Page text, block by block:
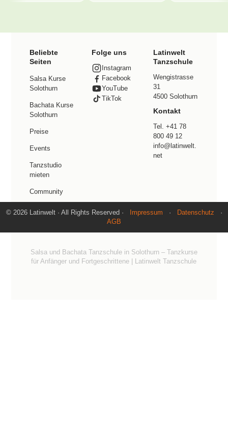
Beliebte
Seiten
Salsa Kurse
Solothurn
Bachata Kurse
Solothurn
Preise
Events
Tanzstudio
mieten
Community
Folge uns
Instagram
Facebook
YouTube
TikTok
Latinwelt
Tanzschule
Wengistrasse
31
4500 Solothurn
Kontakt
Tel. +41 78
800 49 12
info@latinwelt.
net
© 2026 Latinwelt · All Rights Reserved · Impressum · Datenschutz
·
AGB
Salsa und Bachata Tanzschule in Solothurn – Tanzkurse
für Anfänger und Fortgeschrittene | Latinwelt Tanzschule